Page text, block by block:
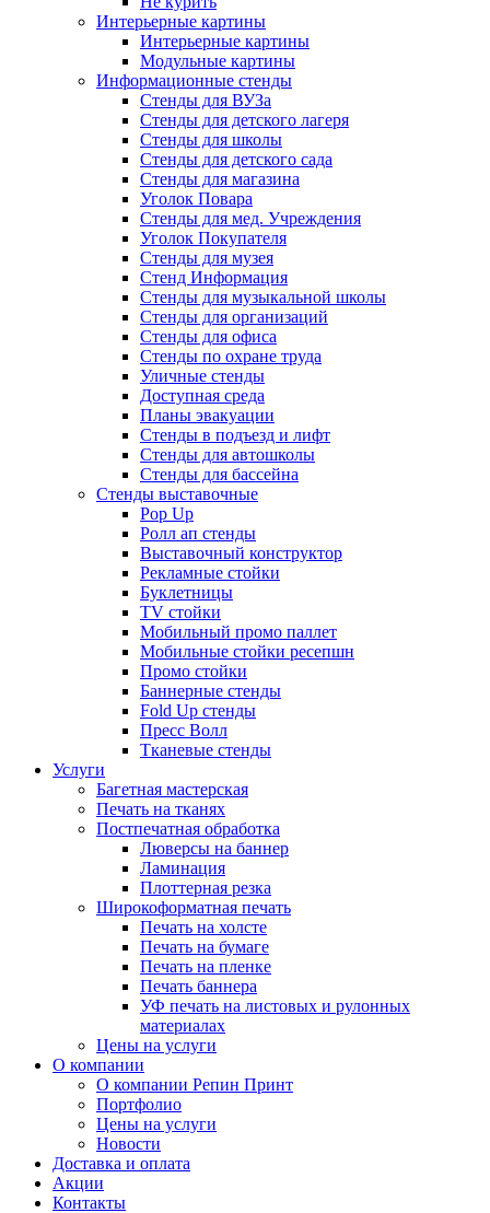
Интерьерные картины
Интерьерные картины
Модульные картины
Информационные стенды
Стенды для ВУЗа
Стенды для детского лагеря
Стенды для школы
Стенды для детского сада
Стенды для магазина
Уголок Повара
Стенды для мед. Учреждения
Уголок Покупателя
Стенды для музея
Стенд Информация
Стенды для музыкальной школы
Стенды для организаций
Стенды для офиса
Стенды по охране труда
Уличные стенды
Доступная среда
Планы эвакуации
Стенды в подъезд и лифт
Стенды для автошколы
Стенды для бассейна
Стенды выставочные
Pop Up
Ролл ап стенды
Выставочный конструктор
Рекламные стойки
Буклетницы
TV стойки
Мобильный промо паллет
Мобильные стойки ресепшн
Промо стойки
Баннерные стенды
Fold Up стенды
Пресс Волл
Тканевые стенды
Услуги
Багетная мастерская
Печать на тканях
Постпечатная обработка
Люверсы на баннер
Ламинация
Плоттерная резка
Широкоформатная печать
Печать на холсте
Печать на бумаге
Печать на пленке
Печать баннера
УФ печать на листовых и рулонных
материалах
Цены на услуги
О компании
О компании Репин Принт
Портфолио
Цены на услуги
Новости
Доставка и оплата
Акции
Контакты